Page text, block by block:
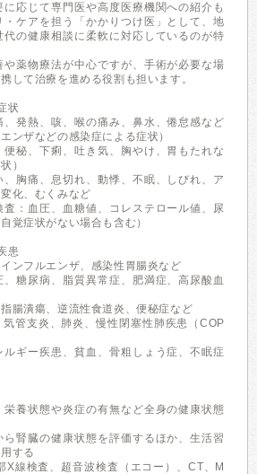
応じて専門医や高度医療機関への紹介も
ケアを担う「かかりつけ医」として、地
の健康相談に柔軟に対応しているのが特
薬物療法が中心ですが、手術が必要な場
して治療を進める役割も担います。
状
、発熱、咳、喉の痛み、鼻水、倦怠感など
ンザなどの感染症による症状）
便秘、下痢、吐き気、胸やけ、胃もたれな
）
、胸痛、息切れ、動悸、不眠、しびれ、ア
化、むくみなど
査：血圧、血糖値、コレステロール値、尿
覚症状がない場合も含む）
患
ンフルエンザ、感染性胃腸炎など
、糖尿病、脂質異常症、肥満症、高尿酸血
腸潰瘍、逆流性食道炎、便秘症など
気管支炎、肺炎、慢性閉塞性肺疾患（COP
ルギー疾患、貧血、骨粗しょう症、不眠症
栄養状態や炎症の有無など全身の健康状態
ら腎臓の健康状態を評価するほか、生活習
する
X線検査、超音波検査（エコー）、CT、M